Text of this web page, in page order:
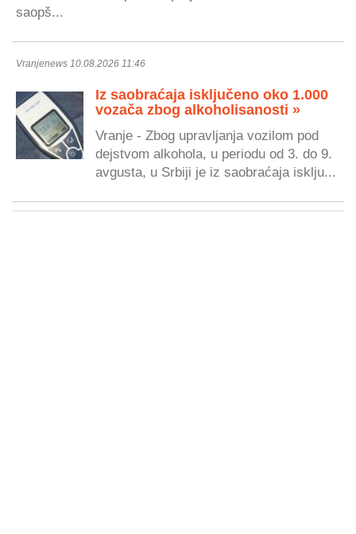
saopš...
Vranjenews 10.08.2026 11:46
Iz saobraćaja isključeno oko 1.000
vozača zbog alkoholisanosti »
Vranje - Zbog upravljanja vozilom pod
dejstvom alkohola, u periodu od 3. do 9.
avgusta, u Srbiji je iz saobraćaja isklju...